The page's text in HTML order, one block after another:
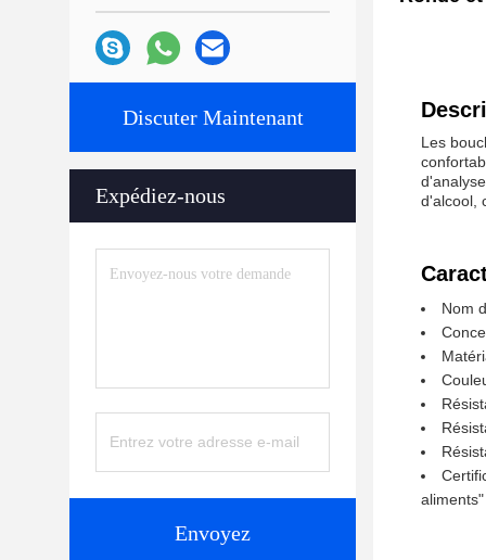
Discuter Maintenant
Expédiez-nous
Envoyez
Les
d'alcool,
Nom
aliments"